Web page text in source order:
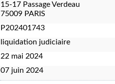
15-17 Passage Verdeau
75009 PARIS
P202401743
liquidation judiciaire
22 mai 2024
07 juin 2024